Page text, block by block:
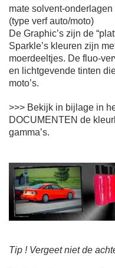
mate solvent-
(type verf auto/moto)
De Graphic’s zijn de
Sparkle’s kleuren zijn
moerdeeltjes. De fluo-
en lichtgevende tinten
moto’s.
>>> Bekijk in bijlage in
DOCUMENTEN de
gamma’s.
Tip ! Vergeet niet de